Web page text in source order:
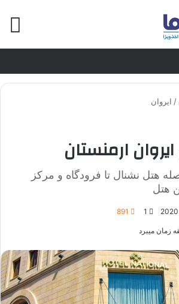
آباد ترکمنستان
/ ایروان
ارمنستان
هتل نشنال تا فرودگاه و مرکز
هتل
1
891